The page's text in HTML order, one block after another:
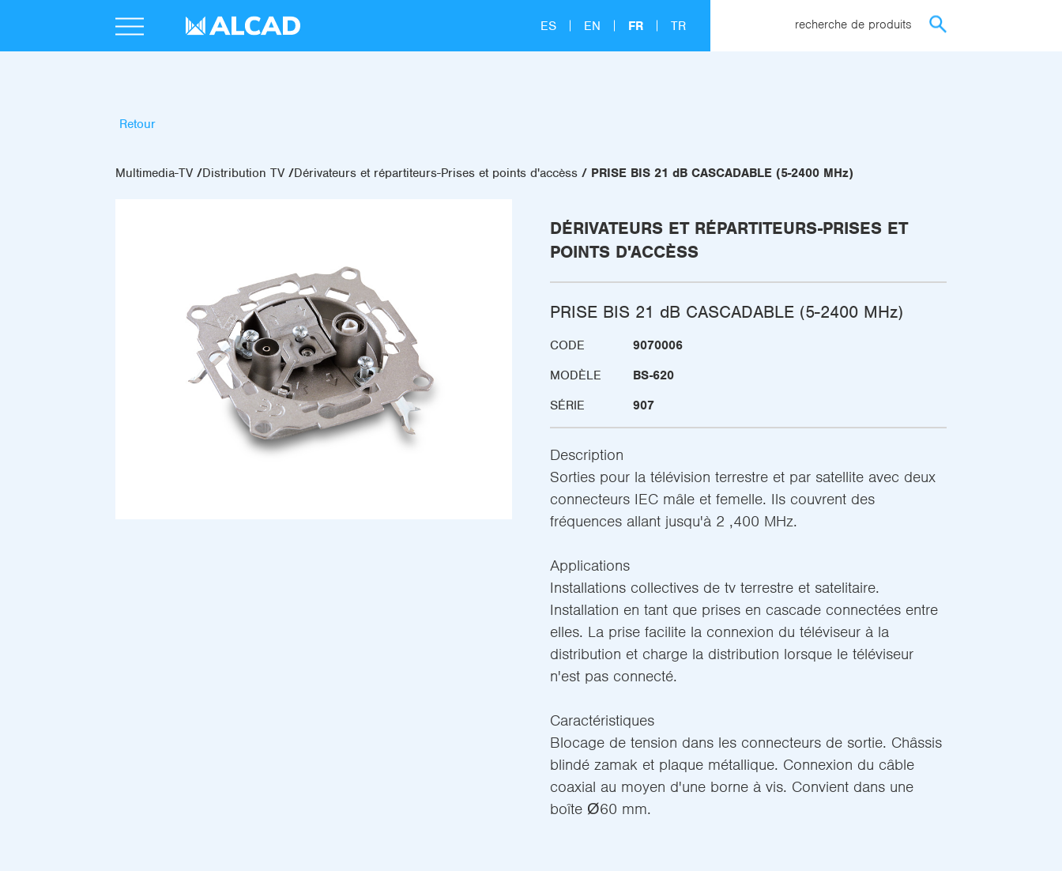
ES EN FR TR recherche de produits
Retour
Multimedia-TV Distribution TV Dérivateurs et répartiteurs-Prises et points d'accèss PRISE BIS 21 dB CASCADABLE (5-2400 MHz)
DÉRIVATEURS ET RÉPARTITEURS-PRISES ET
POINTS D'ACCÈSS
PRISE BIS 21 dB CASCADABLE (5-2400 MHz)
CODE
9070006
MODÈLE
BS-620
SÉRIE
907
Description
Sorties pour la télévision terrestre et par satellite avec deux
connecteurs IEC mâle et femelle. Ils couvrent des
fréquences allant jusqu'à 2 ,400 MHz.
Applications
Installations collectives de tv terrestre et satelitaire.
Installation en tant que prises en cascade connectées entre
elles. La prise facilite la connexion du téléviseur à la
distribution et charge la distribution lorsque le téléviseur
n'est pas connecté.
Caractéristiques
Blocage de tension dans les connecteurs de sortie. Châssis
blindé zamak et plaque métallique. Connexion du câble
coaxial au moyen d'une borne à vis. Convient dans une
boîte Ø60 mm.